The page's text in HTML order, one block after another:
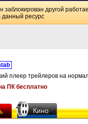
заблокирован другой
данный ресурс
плеер трейлеров на
ПК бесплатно
Кино